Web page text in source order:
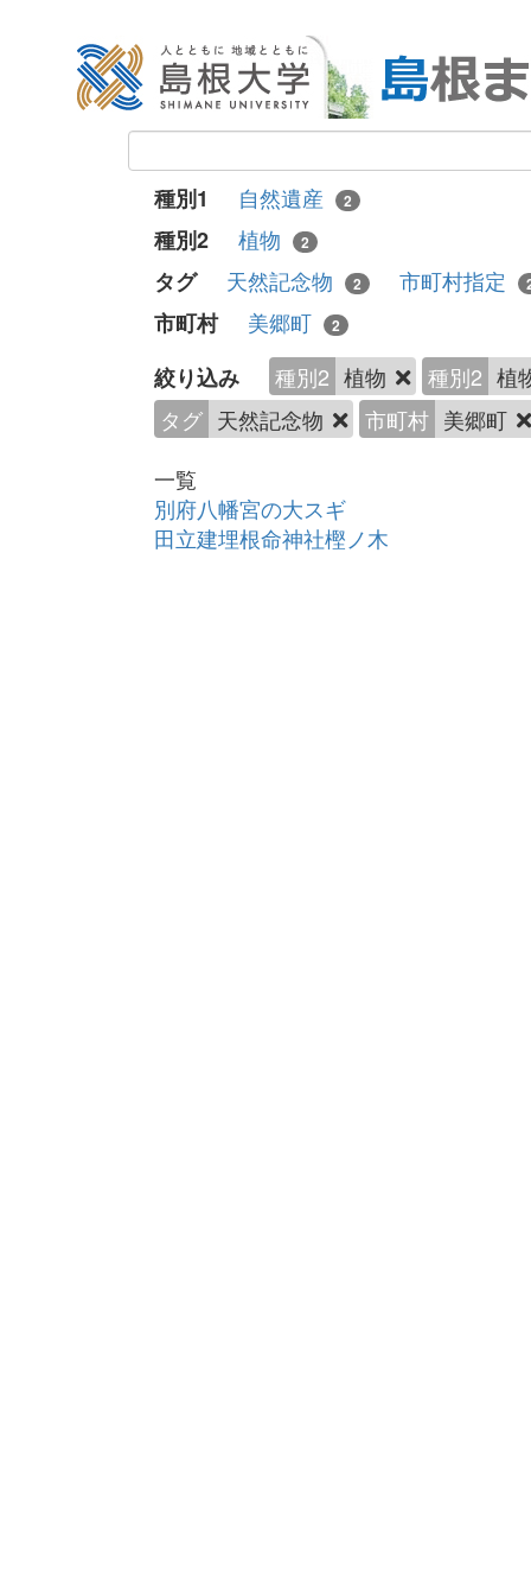
種別1 自然遺産 2
種別2 植物 2
タグ 天然記念物 2 市町村指定
市町村 美郷町 2
絞り込み 種別2 植物 種別2 植
タグ 天然記念物 市町村 美郷町
一覧
別府八幡宮の大スギ
田立建埋根命神社樫ノ木